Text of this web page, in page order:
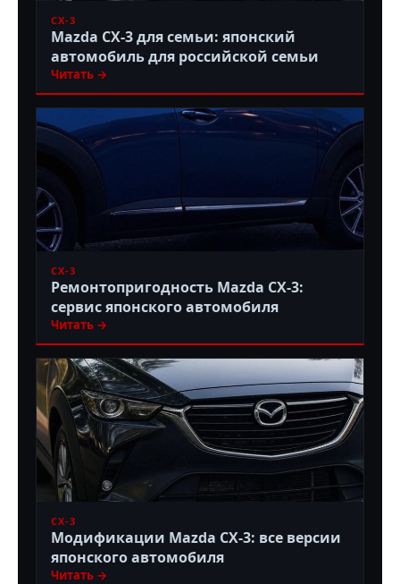
CX-3
Mazda CX-3 для семьи: японский
автомобиль для российской семьи
Читать →
CX-3
Ремонтопригодность Mazda CX-3:
сервис японского автомобиля
Читать →
CX-3
Модификации Mazda CX-3: все версии
японского автомобиля
Читать →